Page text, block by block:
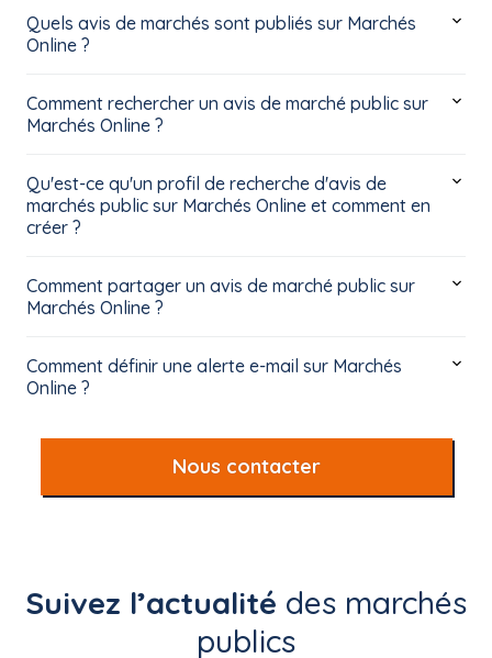
Quels avis de marchés sont publiés sur Marchés
Online ?
Comment rechercher un avis de marché public sur
Marchés Online ?
Qu'est-ce qu'un profil de recherche d'avis de
marchés public sur Marchés Online et comment en
créer ?
Comment partager un avis de marché public sur
Marchés Online ?
Comment définir une alerte e-mail sur Marchés
Online ?
Nous contacter
Suivez l’actualité des marchés
publics